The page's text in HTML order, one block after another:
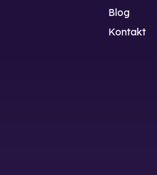
Blog
Kontakt